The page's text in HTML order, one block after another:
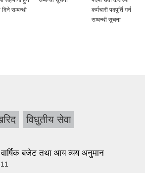
सम्बन्धी
कर्मचारी पदपूर्ति गर्न
सम्बन्धी सूचना
विधुतीय सेवा
बजेट तथा आय व्यय अनुमान